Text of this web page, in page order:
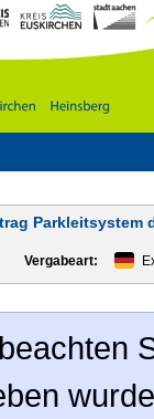
Parkleitsystem
Vergabeart: